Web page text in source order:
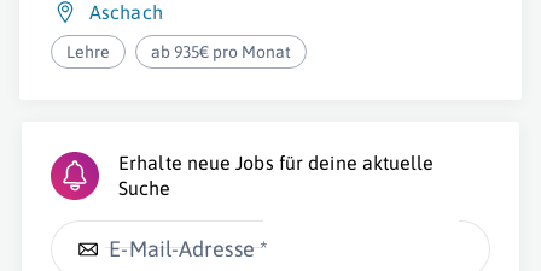
Aschach
Lehre ab 935€ pro Monat
Erhalte neue Jobs für deine aktuelle
Suche
E-Mail-Adresse *